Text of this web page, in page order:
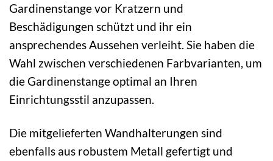
Gardinenstange vor Kratzern und
Beschädigungen schützt und ihr ein
ansprechendes Aussehen verleiht. Sie haben die
Wahl zwischen verschiedenen Farbvarianten, um
die Gardinenstange optimal an Ihren
Einrichtungsstil anzupassen.
Die mitgelieferten Wandhalterungen sind
ebenfalls aus robustem Metall gefertigt und